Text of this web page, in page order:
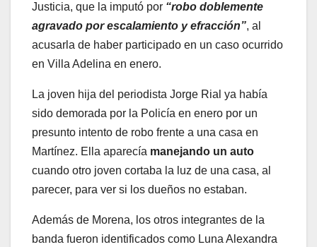
Justicia, que la imputó por “robo doblemente
agravado por escalamiento y efracción”, al
acusarla de haber participado en un caso ocurrido
en Villa Adelina en enero.
La joven hija del periodista Jorge Rial ya había
sido demorada por la Policía en enero por un
presunto intento de robo frente a una casa en
Martínez. Ella aparecía manejando un auto
cuando otro joven cortaba la luz de una casa, al
parecer, para ver si los dueños no estaban.
Además de Morena, los otros integrantes de la
banda fueron identificados como Luna Alexandra